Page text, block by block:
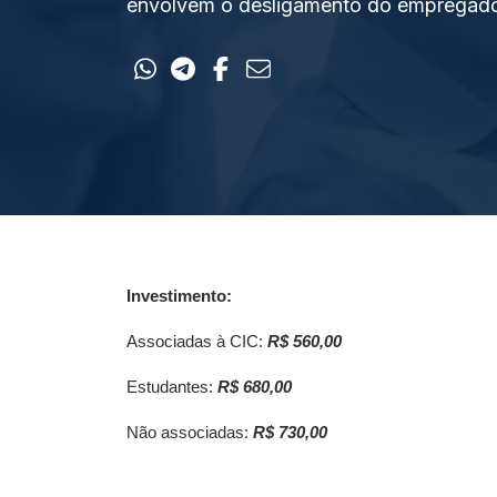
envolvem o desligamento do
Investimento:
Associadas à CIC: R$ 560,00
Estudantes: R$ 680,00
Não associadas: R$ 730,00